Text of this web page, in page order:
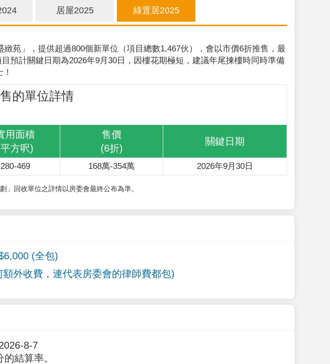
居屋2025 綠置居2025
苑」，提供超過800個新單位（項目總數1,467伙），會以市價6折推售，最
預計關鍵日期為2026年9月30日，因樓花期極短，建議年尾揀樓時同時準備
的單位詳情
用面積
方呎)
售價
(6折)
關鍵日期
280-469 168萬-354萬 2026年9月30日
回收單位之詳情以房委會最終公布為準。
(全包)
外收費，連代表房委會的律師費都包)
8-7
的結算率。